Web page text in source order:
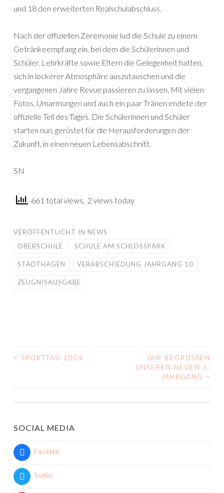
und 18 den erweiterten Realschulabschluss.
Nach der offiziellen Zeremonie lud die Schule zu einem
Getränkeempfang ein, bei dem die Schülerinnen und
Schüler, Lehrkräfte sowie Eltern die Gelegenheit hatten,
sich in lockerer Atmosphäre auszutauschen und die
vergangenen Jahre Revue passieren zu lassen. Mit vielen
Fotos, Umarmungen und auch ein paar Tränen endete der
offizielle Teil des Tages. Die Schülerinnen und Schüler
starten nun, gerüstet für die Herausforderungen der
Zukunft, in einen neuen Lebensabschnitt.
SN
661 total views, 2 views today
VERÖFFENTLICHT IN NEWS
OBERSCHULE
SCHULE AM SCHLOSSPARK
STADTHAGEN VERABSCHIEDUNG JAHRGANG 10
ZEUGNISAUSGABE
BEITRAGS-
< SPORTTAG 2024
WIR BEGRÜSSEN U
NSEREN NEUEN 5. J
AHRGANG
>
SOCIAL MEDIA
Facebook
Twitter